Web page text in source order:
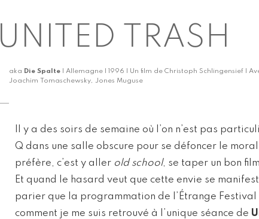
UNITED TRASH
aka Die Spalte | Allemagne | 1996 | Un film de Christoph Schlingensief |
Joachim Tomaschewsky, Jones Muguse
Il y a des soirs de semaine où l’on n’est pas
Q dans une salle obscure pour se défoncer le
préfère, c’est y aller old school, se taper un bon
Et quand le hasard veut que cette envie se
parier que la programmation de l’Étrange
comment je me suis retrouvé à l’unique séance de